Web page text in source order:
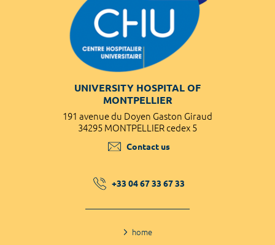
UNIVERSITY HOSPITAL OF
MONTPELLIER
191 avenue du Doyen Gaston Giraud
34295 MONTPELLIER cedex 5
Contact us
+33 04 67 33 67 33
home